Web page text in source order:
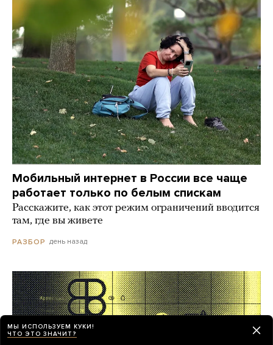
Мобильный интернет в России все чаще
работает только по белым спискам
Расскажите, как этот режим ограничений вводится
там, где вы живете
РАЗБОР день назад
МЫ ИСПОЛЬЗУЕМ КУКИ!
ЧТО ЭТО ЗНАЧИТ?